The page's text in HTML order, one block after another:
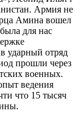
Армия не
Амина вошел
для нас
отряд
прошли через
военных.
ведения
что 15 тысяч